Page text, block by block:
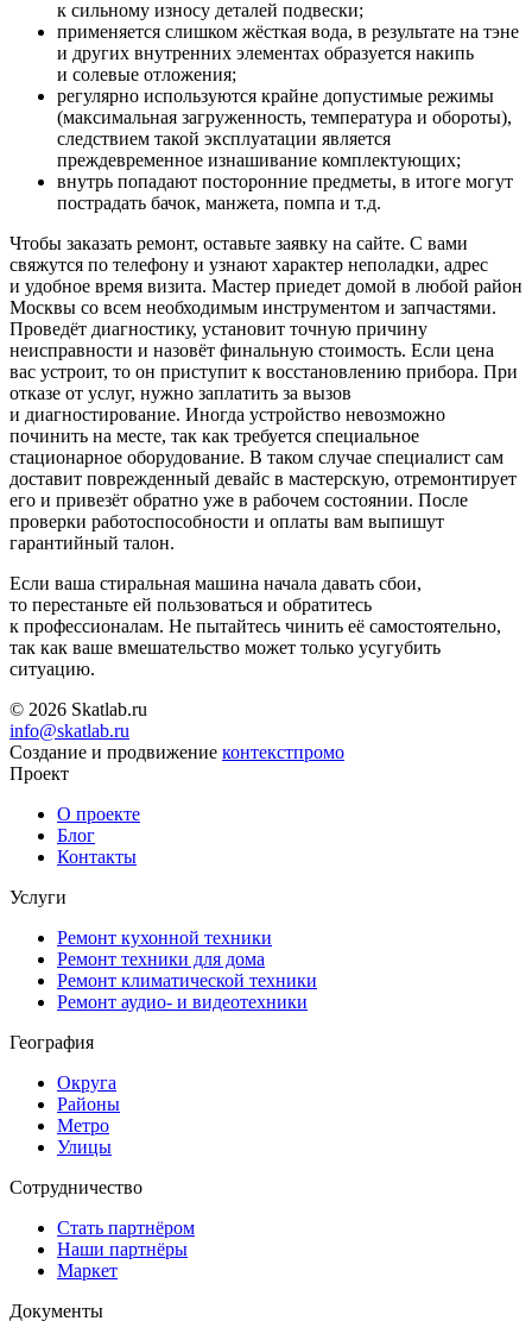
к сильному износу деталей подвески;
применяется слишком жёсткая вода, в результате на тэне
и других внутренних элементах образуется накипь
и солевые отложения;
регулярно используются крайне допустимые режимы
(максимальная загруженность, температура и обороты),
следствием такой эксплуатации является
преждевременное изнашивание комплектующих;
внутрь попадают посторонние предметы, в итоге могут
пострадать бачок, манжета, помпа и т.д.
Чтобы заказать ремонт, оставьте заявку на сайте. С вами
свяжутся по телефону и узнают характер неполадки, адрес
и удобное время визита. Мастер приедет домой в любой район
Москвы со всем необходимым инструментом и запчастями.
Проведёт диагностику, установит точную причину
неисправности и назовёт финальную стоимость. Если цена
вас устроит, то он приступит к восстановлению прибора. При
отказе от услуг, нужно заплатить за вызов
и диагностирование. Иногда устройство невозможно
починить на месте, так как требуется специальное
стационарное оборудование. В таком случае специалист сам
доставит поврежденный девайс в мастерскую, отремонтирует
его и привезёт обратно уже в рабочем состоянии. После
проверки работоспособности и оплаты вам выпишут
гарантийный талон.
Если ваша стиральная машина начала давать сбои,
то перестаньте ей пользоваться и обратитесь
к профессионалам. Не пытайтесь чинить её самостоятельно,
так как ваше вмешательство может только усугубить
ситуацию.
© 2026 Skatlab.ru
info@skatlab.ru
Создание и продвижение контекстпромо
Проект
О проекте
Блог
Контакты
Услуги
Ремонт кухонной техники
Ремонт техники для дома
Ремонт климатической техники
Ремонт аудио- и видеотехники
География
Округа
Районы
Метро
Улицы
Сотрудничество
Стать партнёром
Наши партнёры
Маркет
Документы